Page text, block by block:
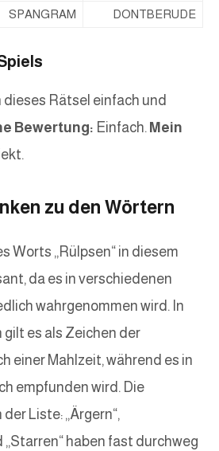
SPANGRAM
DONTBERUDE
dieses Rätsel einfach und
Bewertung: Einfach. Mein
zu den Wörtern
Worts „Rülpsen“ in diesem
da es in verschiedenen
wahrgenommen wird. In
es als Zeichen der
einer Mahlzeit, während es in
empfunden wird. Die
Liste: „Ärgern“,
„Starren“ haben fast durchweg